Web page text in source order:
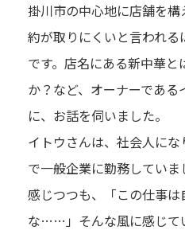
掛川市の中心地に店舗を
約が取りにくいと言われ
です。店名にある新中華
か？など、オーナーであ
に、お話を伺いました。
イトウさんは、社会人に
で一般企業に勤務してい
感じつつも、「この仕事
な……」そんな風に感じて